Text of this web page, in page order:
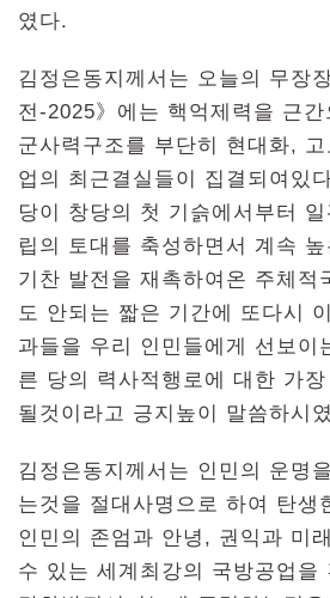
였다.
김정은동지께서는 오늘의 무장
전-2025》에는 핵억제력을 근
군사력구조를 부단히 현대화,
업의 최근결실들이 집결되여있
당이 창당의 첫 기슭에서부터
립의 토대를 축성하면서 계속
기찬 발전을 재촉하여온 주체적
도 안되는 짧은 기간에 또다시
과들을 우리 인민들에게 선보이
른 당의 력사적행로에 대한 가
될것이라고 긍지높이 말씀하시
김정은동지께서는 인민의 운명
는것을 절대사명으로 하여 탄생
인민의 존엄과 안녕, 권익과 미
수 있는 세계최강의 국방공업을